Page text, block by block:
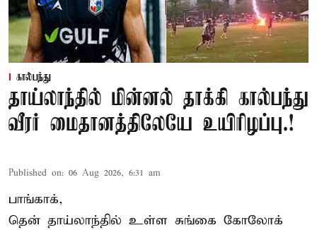
கால்பந்து
தாய்லாந்தில் மின்னல் தாக்கி கால்பந்து
வீரர் மைதானத்திலேயே உயிரிழப்பு.!
Published on: 06 Aug 2026, 6:31 am
பாங்காக்,
தென் தாய்லாந்தில் உள்ள சுங்கை கோலோக்